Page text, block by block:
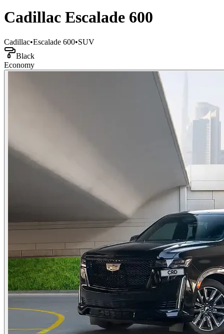
Cadillac Escalade 600
Cadillac•Escalade 600•SUV
Black
Economy